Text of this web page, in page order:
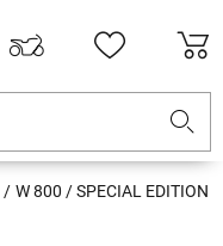
W 800 / SPECIAL EDITION